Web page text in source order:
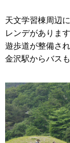
天文学習棟周辺
レンデがあります
遊歩道が整備さ
金沢駅からバス